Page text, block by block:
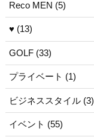
Reco MEN (5)
♥ (13)
GOLF (33)
プライベート (1)
ビジネススタイル (3)
イベント (55)